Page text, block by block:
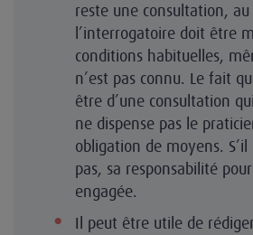
reste une consultation,
l’interrogatoire doit être
conditions habituelles,
n’est pas connu. Le fait
être d’une consultation
ne dispense pas le
obligation de moyens.
pas, sa responsabilité
engagée.
Il peut être utile de